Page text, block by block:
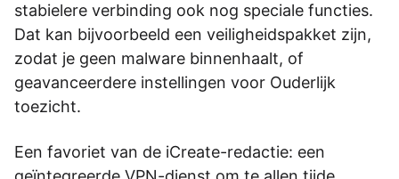
stabielere verbinding ook nog speciale functies.
Dat kan bijvoorbeeld een veiligheidspakket zijn,
zodat je geen malware binnenhaalt, of
geavanceerdere instellingen voor Ouderlijk
toezicht.
Een favoriet van de iCreate-redactie: een